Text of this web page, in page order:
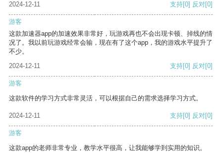
2024-12-11
支持[0] 反对[0]
游客
这款加速器app的加速效果非常好，玩游戏再也不会出现卡顿、掉线的情
况了。我以前玩游戏经常会输，现在有了这个app，我的游戏水平提升了
不少。
2024-12-11
支持[0] 反对[0]
游客
这款软件的学习方式非常灵活，可以根据自己的需求选择学习方式。
2024-12-11 支持[0] 反对[0]
游客
这款app的老师非常专业，教学水平很高，让我能够学到实用的知识。